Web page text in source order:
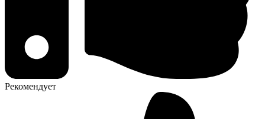
Рекомендует